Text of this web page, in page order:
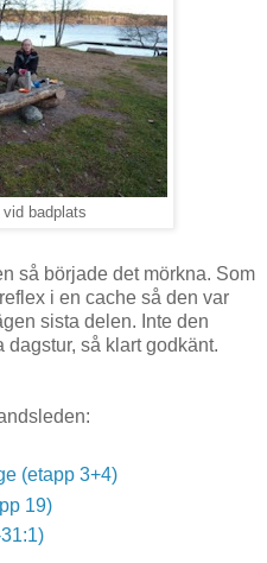
badplats
så började det mörkna. Som
i en cache så den var
sista delen. Inte den
dagstur, så klart godkänt.
(etapp 3+4)
19)